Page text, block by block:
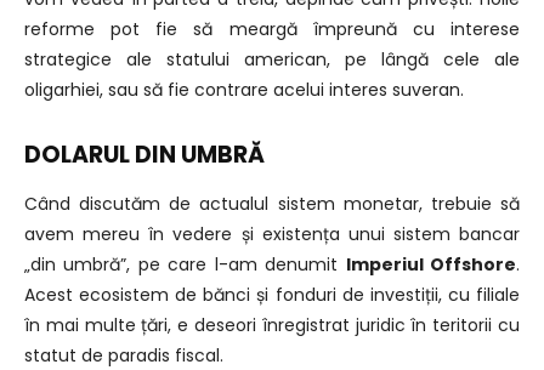
reforme pot fie să meargă împreună cu interese
strategice ale statului american, pe lângă cele ale
oligarhiei, sau să fie contrare acelui interes suveran.
DOLARUL DIN UMBRĂ
Când discutăm de actualul sistem monetar, trebuie să
avem mereu în vedere și existența unui sistem bancar
„din umbră”, pe care l-am denumit Imperiul Offshore.
Acest ecosistem de bănci și fonduri de investiții, cu filiale
în mai multe țări, e deseori înregistrat juridic în teritorii cu
statut de paradis fiscal.